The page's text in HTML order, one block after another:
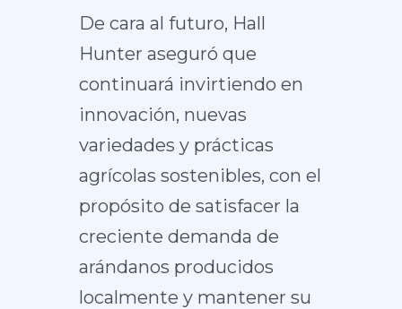
De cara al futuro, Hall
Hunter aseguró que
continuará invirtiendo en
innovación, nuevas
variedades y prácticas
agrícolas sostenibles, con el
propósito de satisfacer la
creciente demanda de
arándanos producidos
localmente y mantener su